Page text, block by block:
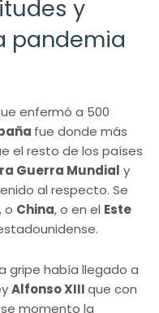
y
pandemia
enfermó a 500
fue donde más
el resto de los países
Guerra Mundial y
al respecto. Se
, o China, o en el Este
gripe había llegado a
Alfonso XIIIque con
momento la